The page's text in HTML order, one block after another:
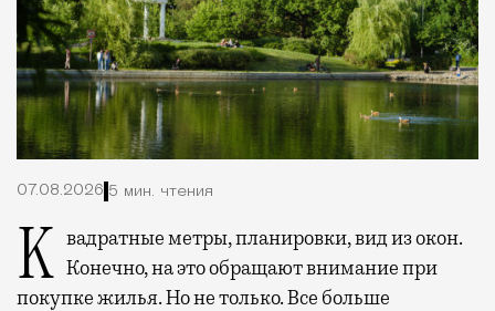
07.08.2026 5 мин. чтения
Квадратные метры, планировки, вид из окон. Конечно, на это обращают внимание при
покупке жилья. Но не только. Все больше